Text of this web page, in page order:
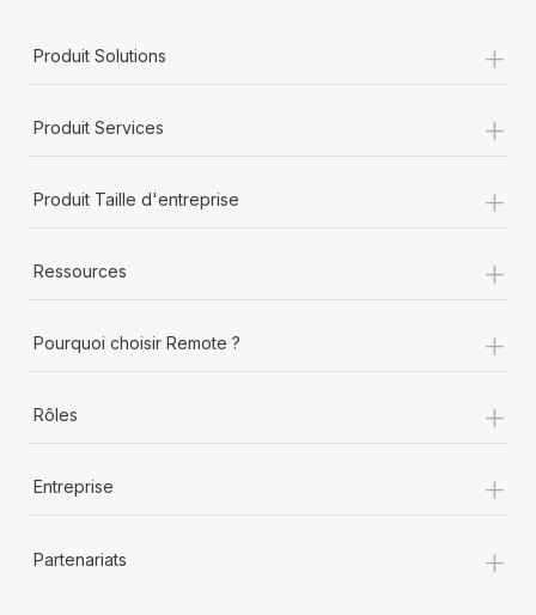
Produit Solutions +
Produit Services +
Produit Taille d'entreprise +
Ressources +
Pourquoi choisir Remote ? +
Rôles +
Entreprise +
Partenariats +